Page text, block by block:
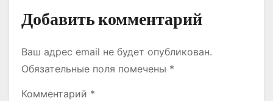
Добавить комментарий
Ваш адрес email не будет опубликован.
Обязательные поля помечены *
Комментарий *